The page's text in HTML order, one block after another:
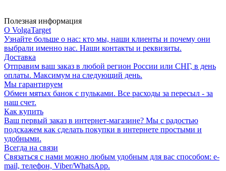
Полезная информация
О VolgaTarget
Узнайте больше о нас: кто мы, наши клиенты и почему они
выбрали именно нас. Наши контакты и реквизиты.
Доставка
Отправим ваш заказ в любой регион России или СНГ, в день
оплаты. Максимум на следующий день.
Мы гарантируем
Обмен мятых банок с пульками. Все расходы за пересыл - за
наш счет.
Как купить
Ваш первый заказ в интернет-магазине? Мы с радостью
подскажем как сделать покупки в интернете простыми и
удобными.
Всегда на связи
Связаться с нами можно любым удобным для вас способом: e-
mail, телефон, Viber/WhatsApp.